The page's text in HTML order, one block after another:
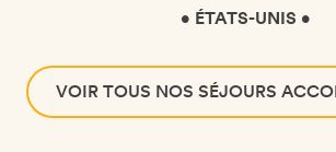
• ÉTATS-UNIS •
VOIR TOUS NOS SÉJOURS